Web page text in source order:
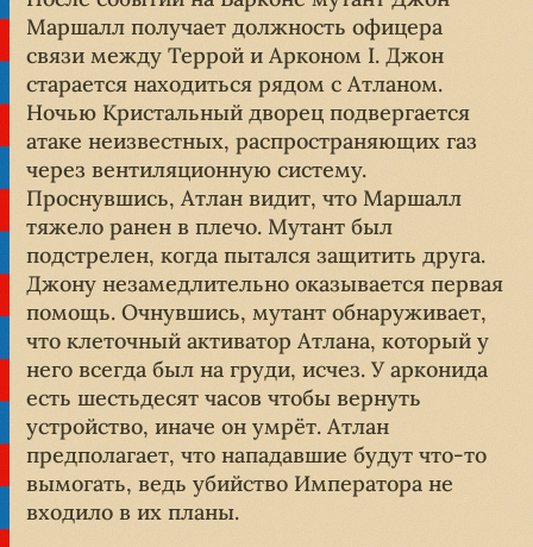
Маршалл получает должность офицера
связи между Террой и Арконом I. Джон
старается находиться рядом с Атланом.
Ночью Кристальный дворец подвергается
атаке неизвестных, распространяющих газ
через вентиляционную систему.
Проснувшись, Атлан видит, что Маршалл
тяжело ранен в плечо. Мутант был
подстрелен, когда пытался защитить друга.
Джону незамедлительно оказывается первая
помощь. Очнувшись, мутант обнаруживает,
что клеточный активатор Атлана, который у
него всегда был на груди, исчез. У арконида
есть шестьдесят часов чтобы вернуть
устройство, иначе он умрёт. Атлан
предполагает, что нападавшие будут что-то
вымогать, ведь убийство Императора не
входило в их планы.